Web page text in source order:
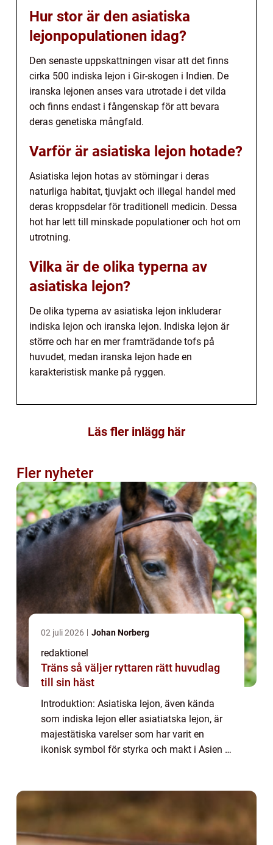
Hur stor är den asiatiska
lejonpopulationen idag?
Den senaste uppskattningen visar att det finns
cirka 500 indiska lejon i Gir-skogen i Indien. De
iranska lejonen anses vara utrotade i det vilda
och finns endast i fångenskap för att bevara
deras genetiska mångfald.
Varför är asiatiska lejon hotade?
Asiatiska lejon hotas av störningar i deras
naturliga habitat, tjuvjakt och illegal handel med
deras kroppsdelar för traditionell medicin. Dessa
hot har lett till minskade populationer och hot om
utrotning.
Vilka är de olika typerna av
asiatiska lejon?
De olika typerna av asiatiska lejon inkluderar
indiska lejon och iranska lejon. Indiska lejon är
större och har en mer framträdande tofs på
huvudet, medan iranska lejon hade en
karakteristisk manke på ryggen.
Läs fler inlägg här
Fler nyheter
02 juli 2026 Johan Norberg
redaktionel
Träns så väljer ryttaren rätt huvudlag
till sin häst
Introduktion: Asiatiska lejon, även kända
som indiska lejon eller asiatiatska lejon, är
majestätiska varelser som har varit en
ikonisk symbol för styrka och makt i Asien i